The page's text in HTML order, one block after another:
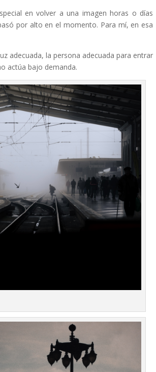
en volver a una imagen horas o días
por alto en el momento. Para mí, en esa
adecuada, la persona adecuada para entrar
actúa bajo demanda.